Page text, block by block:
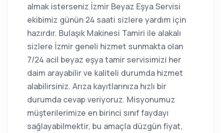
almak isterseniz İzmir Beyaz Eşya Servisi
ekibimiz günün 24 saati sizlere yardım için
hazırdır. Bulaşık Makinesi Tamiri ile alakalı
sizlere İzmir geneli hizmet sunmakta olan
7/24 acil beyaz eşya tamir servisimizi her
daim arayabilir ve kaliteli durumda hizmet
alabilirsiniz. Arıza kayıtlarınıza hızlı bir
durumda cevap veriyoruz. Misyonumuz
müşterilerimize en birinci sınıf faydayı
sağlayabilmektir, bu amaçla düzgün fiyat,